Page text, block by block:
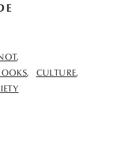
CULTURE